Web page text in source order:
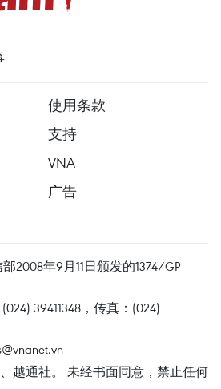
使用条款
支持
VNA
广告
2008年9月11日颁发的1374/GP-
39411348，传真：(024)
越通社。 未经书面同意，禁止任何